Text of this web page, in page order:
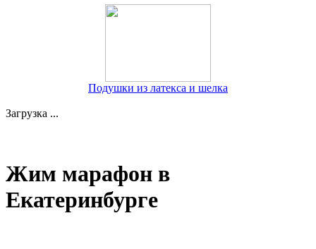
Подушки из латекса и шелка
Загрузка ...
Жим марафон в
Екатеринбурге